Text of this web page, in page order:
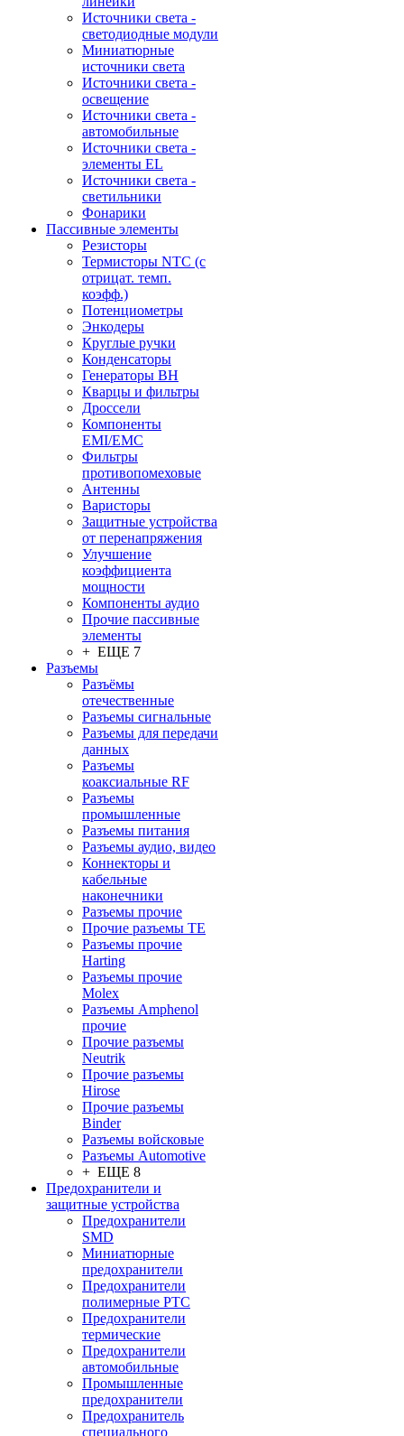
Источники света -
светодиодные модули
Миниатюрные
источники света
Источники света -
освещение
Источники света -
автомобильные
Источники света -
элементы EL
Источники света -
светильники
Фонарики
Пассивные элементы
Резисторы
Термисторы NTC (с
отрицат. темп.
коэфф.)
Потенциометры
Энкодеры
Круглые ручки
Конденсаторы
Генераторы ВН
Кварцы и фильтры
Дроссели
Компоненты
EMI/EMC
Фильтры
противопомеховые
Антенны
Варисторы
Защитные устройства
от перенапряжения
Улучшение
коэффициента
мощности
Компоненты аудио
Прочие пассивные
элементы
+ ЕЩЕ 7
Разъeмы
Разъёмы
отечественные
Разъeмы сигнальные
Разъeмы для передачи
данных
Разъeмы
коаксиальные RF
Разъeмы
промышленные
Разъeмы питания
Разъeмы аудио, видео
Коннекторы и
кабельные
наконечники
Разъeмы прочие
Прочие разъемы TE
Разъемы прочие
Harting
Разъемы прочие
Molex
Разъемы Amphenol
прочие
Прочие разъемы
Neutrik
Прочие разъемы
Hirose
Прочие разъемы
Binder
Разъемы войсковые
Разъeмы Automotive
+ ЕЩЕ 8
Предохранители и
защитные устройства
Предохранители
SMD
Миниатюрные
предохранители
Предохранители
полимерные PTC
Предохранители
термические
Предохранители
автомобильные
Промышленные
предохранители
Предохранитель
специального